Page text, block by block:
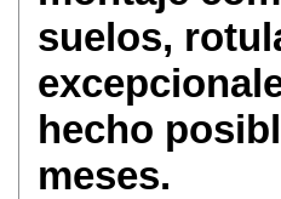
suelos,
hecho
meses.